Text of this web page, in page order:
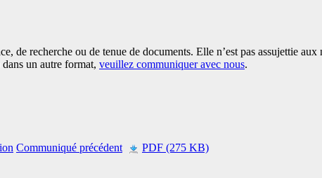
de recherche ou de tenue de documents. Elle n’est pas assujettie
un autre format, veuillez communiquer avec nous.
Communiqué précédent PDF (275 KB)